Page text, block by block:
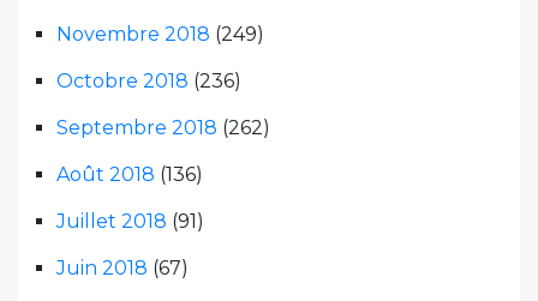
Novembre 2018 (249)
Octobre 2018 (236)
Septembre 2018 (262)
Août 2018 (136)
Juillet 2018 (91)
Juin 2018 (67)